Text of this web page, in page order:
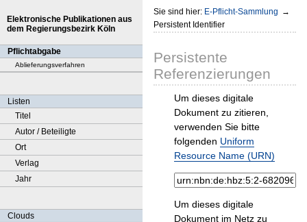
Elektronische Publikationen aus
dem Regierungsbezirk Köln
Pflichtabgabe
Ablieferungsverfahren
Listen
Titel
Autor / Beteiligte
Ort
Verlag
Jahr
Clouds
Sie sind hier: E-Pflicht-Sammlung →
Persistent Identifier
Persistente
Referenzierungen
Um dieses digitale
Dokument zu zitieren,
verwenden Sie bitte
folgenden Uniform
Resource Name (URN)
Um dieses digitale
Dokument im Netz zu